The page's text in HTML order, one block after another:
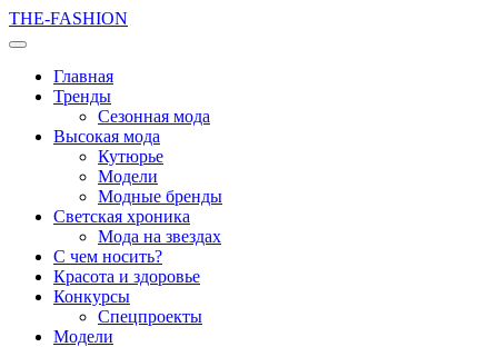
THE-FASHION
Главная
Тренды
Сезонная мода
Высокая мода
Кутюрье
Модели
Модные бренды
Светская хроника
Мода на звездах
С чем носить?
Красота и здоровье
Конкурсы
Спецпроекты
Модели